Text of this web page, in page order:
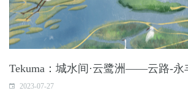
Tekuma：城水间·云鹭洲——云路-永
2023-07-27